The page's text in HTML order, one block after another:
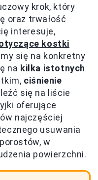
krok, który
oraz trwałość
interesuje,
kostki
się na konkretny
na kilka istotnych
ciśnienie
się na liście
oferujące
najczęściej
usuwania
w
powierzchni.